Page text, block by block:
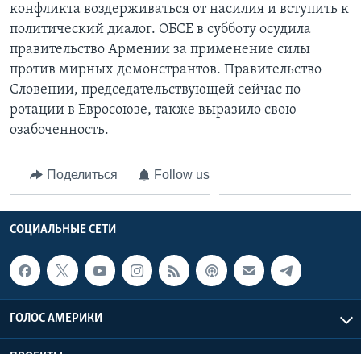
конфликта воздерживаться от насилия и вступить к
политический диалог. ОБСЕ в субботу осудила
правительство Армении за применение силы
против мирных демонстрантов. Правительство
Словении, председательствующей сейчас по
ротации в Евросоюзе, также выразило свою
озабоченность.
Поделиться Follow us
СОЦИАЛЬНЫЕ СЕТИ
ГОЛОС АМЕРИКИ